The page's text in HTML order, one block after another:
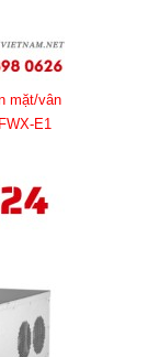
mặt/vân
E1